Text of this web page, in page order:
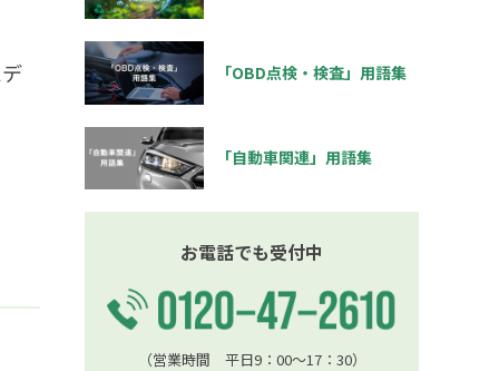
「OBD点検・検査」用語集
「自動車関連」用語集
お電話でも受付中
（営業時間 平日9：00〜17：30）